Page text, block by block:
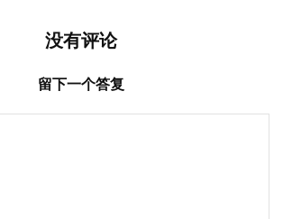
没有评论
留下一个答复